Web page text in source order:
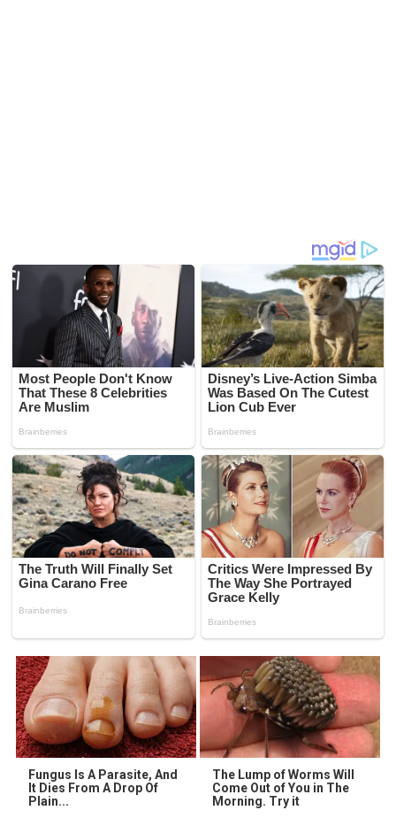
Fungus Is A Parasite, And
It Dies From A Drop Of
Plain...
The Lump of Worms Will
Come Out of You in The
Morning. Try it